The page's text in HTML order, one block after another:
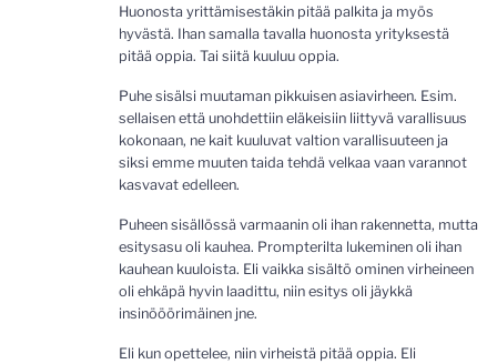
Huonosta yrittämisestäkin pitää palkita ja myös
hyvästä. Ihan samalla tavalla huonosta yrityksestä
pitää oppia. Tai siitä kuuluu oppia.
Puhe sisälsi muutaman pikkuisen asiavirheen. Esim.
sellaisen että unohdettiin eläkeisiin liittyvä varallisuus
kokonaan, ne kait kuuluvat valtion varallisuuteen ja
siksi emme muuten taida tehdä velkaa vaan varannot
kasvavat edelleen.
Puheen sisällössä varmaanin oli ihan rakennetta, mutta
esitysasu oli kauhea. Prompterilta lukeminen oli ihan
kauhean kuuloista. Eli vaikka sisältö ominen virheineen
oli ehkäpä hyvin laadittu, niin esitys oli jäykkä
insinööörimäinen jne.
Eli kun opettelee, niin virheistä pitää oppia. Eli